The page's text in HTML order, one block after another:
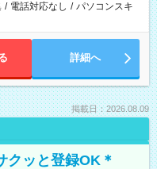
/ 電話対応なし / パソコンスキ
詳細へ
掲載日：2026.08.09
クッと登録OK＊